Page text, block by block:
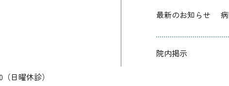
日曜休診）
最新のお知らせ
院内掲示